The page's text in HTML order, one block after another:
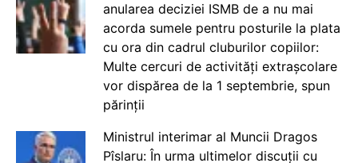
anularea deciziei ISMB de a nu mai
acorda sumele pentru posturile la plata
cu ora din cadrul cluburilor copiilor:
Multe cercuri de activități extrașcolare
vor dispărea de la 1 septembrie, spun
părinții
Ministrul interimar al Muncii Dragos
Pîslaru: În urma ultimelor discuții cu